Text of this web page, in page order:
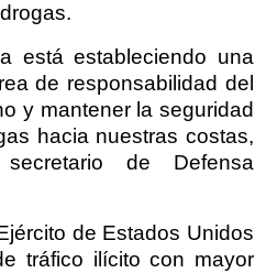
está estableciendo una
de responsabilidad del
y mantener la seguridad
hacia nuestras costas,
de Defensa
de Estados Unidos
tráfico ilícito con mayor